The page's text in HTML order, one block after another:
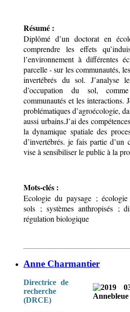
Résumé :
Diplômé d’un doctorat en
comprendre les effets
l’environnement à différentes
parcelle - sur les communautés,
invertébrés du sol. J’analyse
d’occupation du sol,
communautés et les interactions.
problématiques d’agroécologie,
aussi urbains.J’ai des
la dynamique spatiale des
d’invertébrés. je fais partie
vise à sensibiliser le public à la
Mots-clés :
Ecologie du paysage ;
sols ; systèmes anthropisés ;
régulation biologique
Anne Charmantier
Directrice de
recherche
(DRCE)